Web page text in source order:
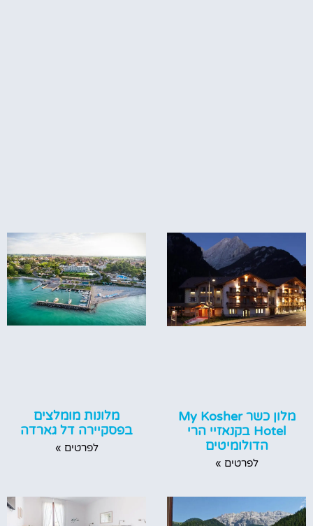
מלון כשר My Kosher
Hotel בקנאזיי הרי
הדולומיטים
לפרטים »
מלונות מומלצים
בפסקיירה דל גארדה
לפרטים »